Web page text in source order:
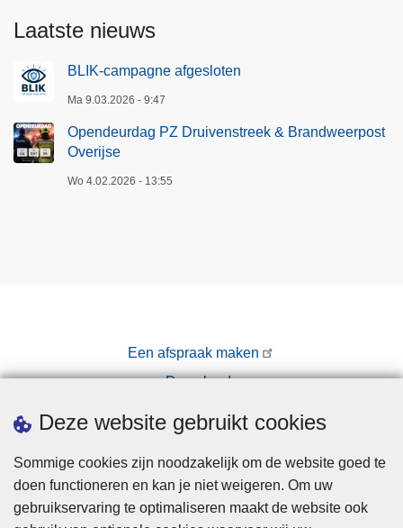
Deze website gebruikt cookies
Sommige cookies zijn noodzakelijk om de website goed te
doen functioneren en kan je niet weigeren. Om uw
gebruikservaring te optimaliseren maakt de website ook
Laatste nieuws
BLIK-campagne afgesloten
Ma 9.03.2026 - 9:47
Opendeurdag PZ Druivenstreek & Brandweerpost
Overijse
Wo 4.02.2026 - 13:55
Een afspraak maken
Downloads
Pers